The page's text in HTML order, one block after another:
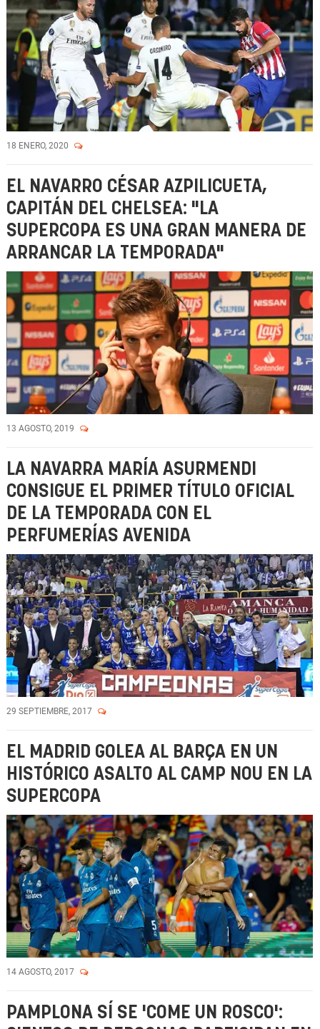
18 ENERO, 2020
EL NAVARRO CÉSAR AZPILICUETA,
CAPITÁN DEL CHELSEA: "LA
SUPERCOPA ES UNA GRAN MANERA DE
ARRANCAR LA TEMPORADA"
13 AGOSTO, 2019
LA NAVARRA MARÍA ASURMENDI
CONSIGUE EL PRIMER TÍTULO OFICIAL
DE LA TEMPORADA CON EL
PERFUMERÍAS AVENIDA
29 SEPTIEMBRE, 2017
EL MADRID GOLEA AL BARÇA EN UN
HISTÓRICO ASALTO AL CAMP NOU EN LA
SUPERCOPA
14 AGOSTO, 2017
PAMPLONA SÍ SE 'COME UN ROSCO':